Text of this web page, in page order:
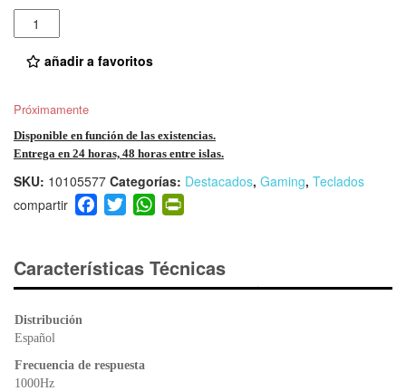
Cantidad
añadir a favoritos
Próximamente
Disponible en función de las existencias.
Entrega en 24 horas, 48 horas entre islas.
SKU: 10105577 Categorías: Destacados, Gaming, Teclados
F
a
e
b
k
T
wi
er
W
h
s
A
ri
e
Características Técnicas
Distribución
Español
Frecuencia de respuesta
1000Hz